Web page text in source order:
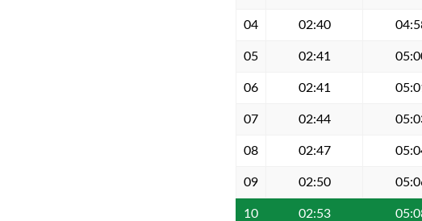
04 02:40
05 02:41
06 02:41
07 02:44
08 02:47
09 02:50
10 02:53